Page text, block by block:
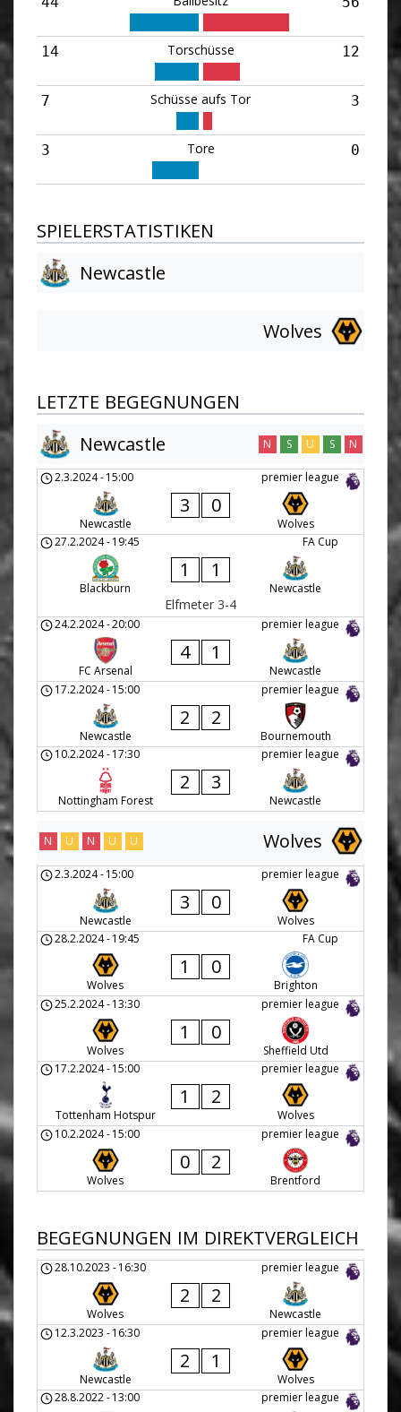
14 Torschüsse 12
7 Schüsse aufs Tor 3
3 Tore 0
SPIELERSTATISTIKEN
Newcastle
Wolves
LETZTE BEGEGNUNGEN
Newcastle
N S U S N
premier league
2.3.2024-15:00
Newcastle
3 0
Wolves
FA Cup
27.2.2024-19:45
Blackburn
1 1
Newcastle
Elfmeter 3-4
premier league
24.2.2024-20:00
FC Arsenal
4 1
Newcastle
premier league
17.2.2024-15:00
Newcastle
2 2
Bournemouth
premier league
10.2.2024-17:30
Nottingham Forest
2 3
Newcastle
Wolves
N U N U U
premier league
2.3.2024-15:00
Newcastle
3 0
Wolves
FA Cup
28.2.2024-19:45
Wolves
1 0
Brighton
premier league
25.2.2024-13:30
Wolves
1 0
Sheffield Utd
premier league
17.2.2024-15:00
Tottenham Hotspur
1 2
Wolves
premier league
10.2.2024-15:00
Wolves
0 2
Brentford
BEGEGNUNGEN IM DIREKTVERGLEICH
premier league
28.10.2023 -16:30
Wolves
2 2
Newcastle
premier league
12.3.2023 -16:30
Newcastle
2 1
Wolves
premier league
28.8.2022-13:00